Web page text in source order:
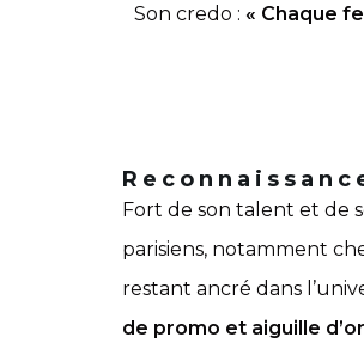
Son credo : « Chaque
Fort de son talent et de
parisiens, notamment
restant ancré dans
de promo et aiguille